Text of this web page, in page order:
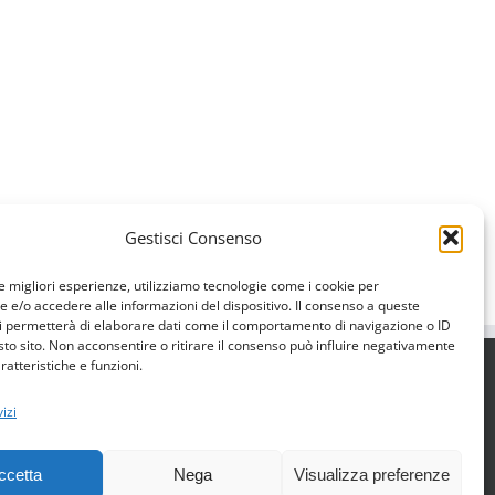
Gestisci Consenso
migliori esperienze, utilizziamo tecnologie come i cookie per
e/o accedere alle informazioni del dispositivo. Il consenso a queste
permetterà di elaborare dati come il comportamento di navigazione o ID
sito. Non acconsentire o ritirare il consenso può influire negativamente
e funzioni.
Nega Visualizza preferenze
REA : CN - 293853